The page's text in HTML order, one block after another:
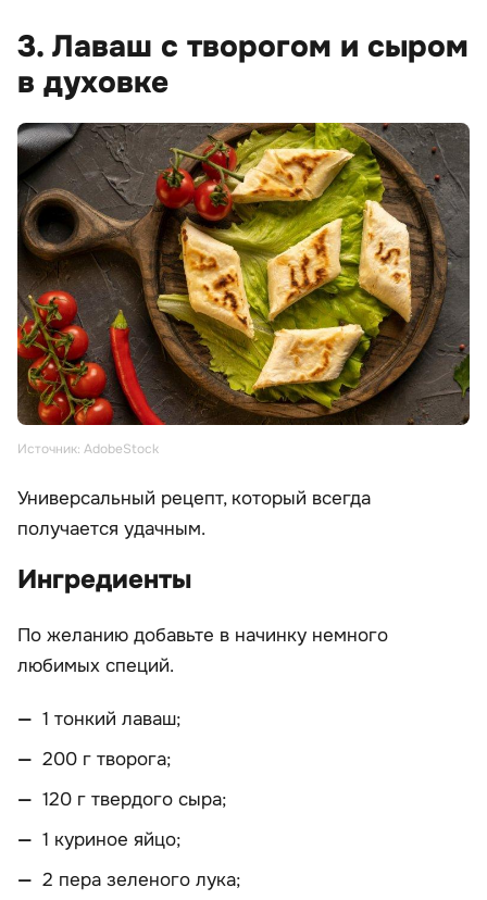
3. Лаваш с творогом и сыром
в духовке
Источник: AdobeStock
Универсальный рецепт, который всегда
получается удачным.
Ингредиенты
По желанию добавьте в начинку немного
любимых специй.
1 тонкий лаваш;
200 г творога;
120 г твердого сыра;
1 куриное яйцо;
2 пера зеленого лука;